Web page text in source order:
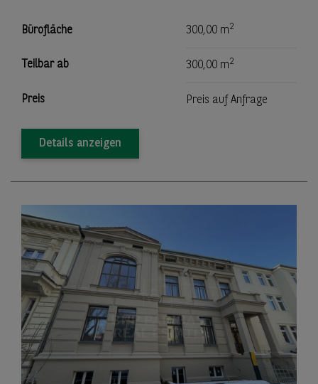
Bürofläche 300,00 m2
Teilbar ab 300,00 m2
Preis Preis auf Anfrage
Details anzeigen